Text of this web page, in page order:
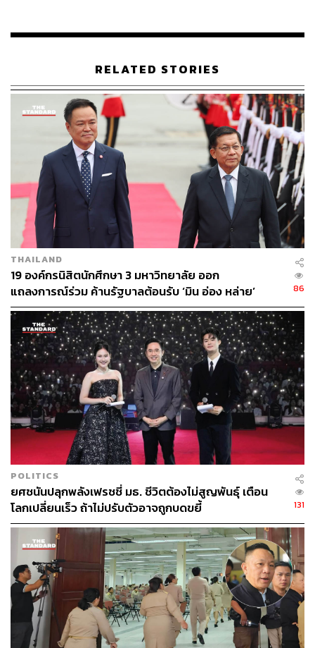
รศ.เกศินี ยังต้องทำงานทุกวัน โดยอาศัยแอปพลิเคชัน
รับเงินประจำตำแหน่งมาตั้งแต่ก่อนมีโควิด-19 ด้วย เพื่อให้
มหาวิทยาลัยนำไปสนับสนุนงานด้านอื่นๆ
อะไรคือคีย์หลักที่ใช้ในการบริหารจัดการวิกฤต
เราจะคิดทำอะไร ตัดสินใจเรื่องอะไร ก็ต้องคิดว่าปัญหาที่แท้
จริงอยู่ที่ไหน และดูกลุ่มที่เราจะดูแลเขา การตัดสินใจจะมี
ผลกระทบต่อเขาอย่างไร ใช้หลักการ 360 องศา มองทุกกลุ่ม
รอบด้านครบถ้วน อันนี้เป็นหลักการสำคัญ
นอกจากนี้ในภาวะวิกฤต เราก็ต้องเพิ่มการสร้างความมีส่วน
ร่วม ความรวดเร็ว ความยืดยุ่น แต่ละองคาพยพจะใช้การ
ตัดสินใจ การมีมติที่ไม่เหมือนกัน ขึ้นอยู่กับแต่ละกลุ่มจะมี
ปัญหาหรือมีความต้องการความจำเป็นอย่างไร เราต้อง
บริหารให้ยืดหยุ่น รอบด้าน
ประเมินอย่างไรว่าจะต้องทำสิ่งนั้นสิ่งนี้ก่อน วางลำดับการ
ทำงานอย่างไร
เรื่องพวกนี้มันก็ตามสถานการณ์ และเราก็ดูจากต่างประเทศ
ด้วย ในประเทศด้วย และจากสถานการณ์ที่เกิดขึ้นจริงในส่วน
ของเรา ดังนั้นในเรื่องของการมีข้อมูลจากทุกภาคส่วนกลับ
เข้ามาก็เป็นเรื่องที่สำคัญ และการดูแลในเรื่องของช่วงวิกฤต
เราก็จัดสร้าง TU War Room ขึ้นมา เรียกว่าเป็นวอร์รูมที่อยู่
RELATED STORIES
THAILAND
19 องค์กรนิสิตนักศึกษา 3 มหาวิทยาลัย ออก
แถลงการณ์ร่วม ค้านรัฐบาลต้อนรับ ‘มิน อ่อง หล่าย’
86
POLITICS
ยศชนันปลุกพลังเฟรชชี่ มธ. ชีวิตต้องไม่สูญพันธุ์ เตือน
โลกเปลี่ยนเร็ว ถ้าไม่ปรับตัวอาจถูกบดขยี้
131